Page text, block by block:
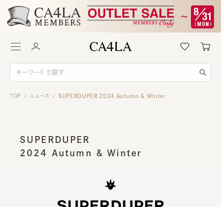
TOP / ニュース / SUPERDUPER 2024 Autumn & Winter
SUPERDUPER
2024 Autumn & Winter